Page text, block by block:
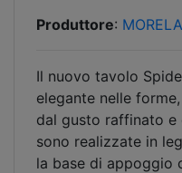
Produttore:
Il nuovo tavolo
elegante nelle
dal gusto raffinato e
sono realizzate in
la base di appoggio